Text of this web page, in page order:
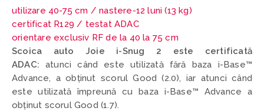
utilizare 40-75 cm /nastere-12 luni (13 kg)
certificat R129 / testat ADAC
orientare exclusiv RF de la 40 la 75 cm
Scoica auto Joie i-Snug 2 este certificată
ADAC:atunci când este utilizată fără baza i-Base™
Advance, a obținut scorul Good (2.0), iar atunci când
este utilizată împreună cu baza i-Base™ Advance a
obținut scorul Good (1.7).